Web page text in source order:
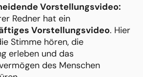
Vorstellungsvideo:
Redner hat ein
Vorstellungsvideo. Hier
Stimme hören, die
erleben und das
des Menschen